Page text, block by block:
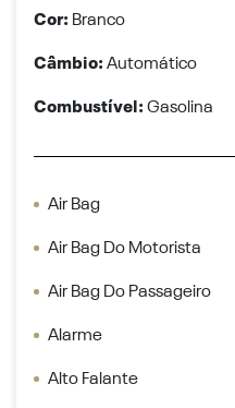
Cor: Branco
Câmbio:Automático
Combustível:Gasolina
Air Bag
Air Bag Do Motorista
Air Bag Do Passageiro
Alarme
Alto Falante